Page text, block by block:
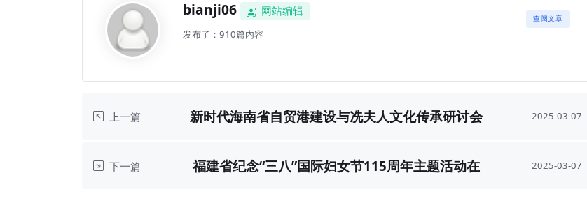
bianji06 网站编辑
发布了：910篇内容
查阅文章
上一篇
新时代海南省自贸港建设与冼夫人文化传承研讨会
2025-03-07
下一篇
福建省纪念“三八”国际妇女节115周年主题活动在
2025-03-07